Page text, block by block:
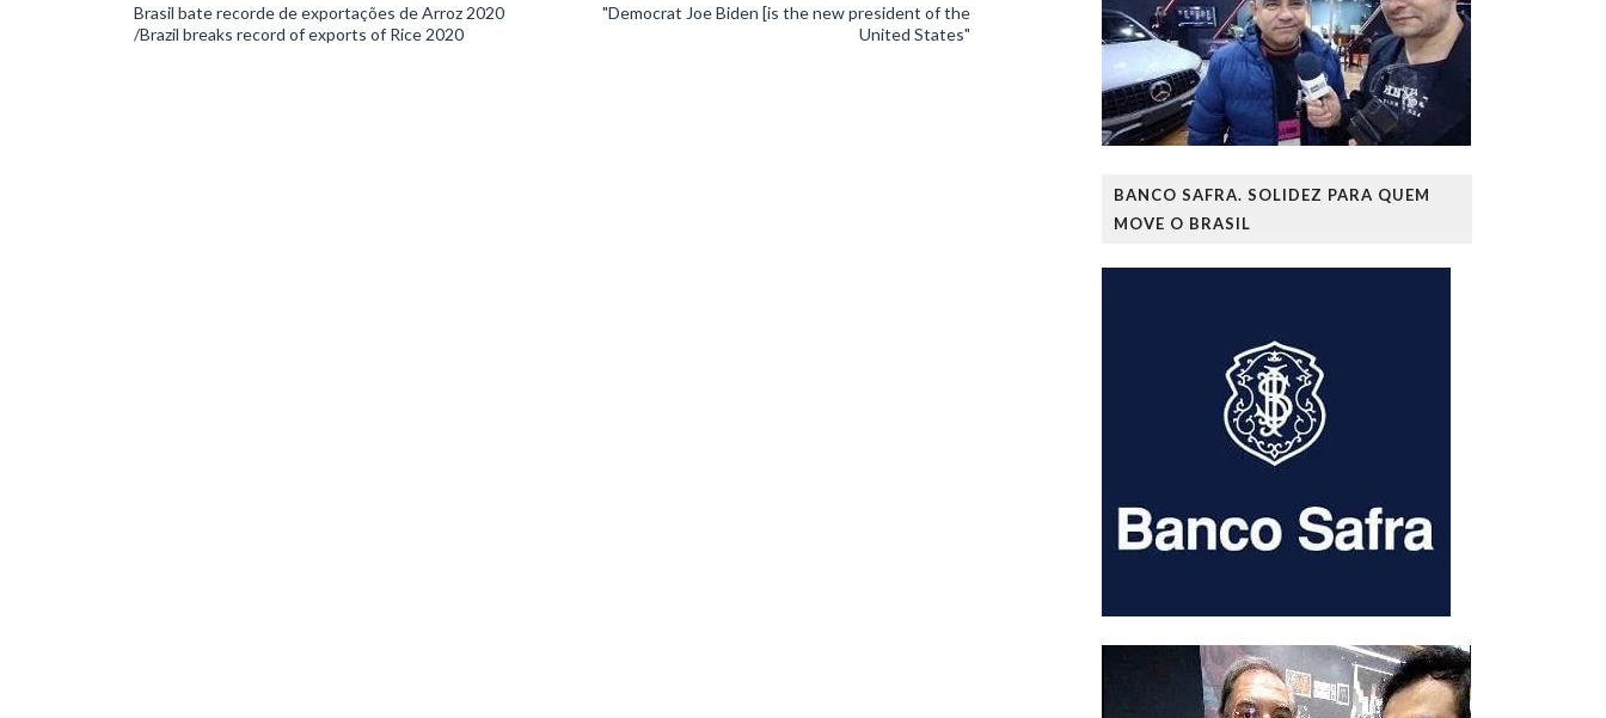
"Democrat Joe Biden [is the new president of the
United States"
Brasil bate recorde de exportações de Arroz 2020
/Brazil breaks record of exports of Rice 2020
BANCO SAFRA. SOLIDEZ PARA QUEM
MOVE O BRASIL